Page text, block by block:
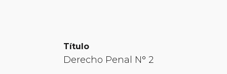
Título
Derecho Penal N° 2